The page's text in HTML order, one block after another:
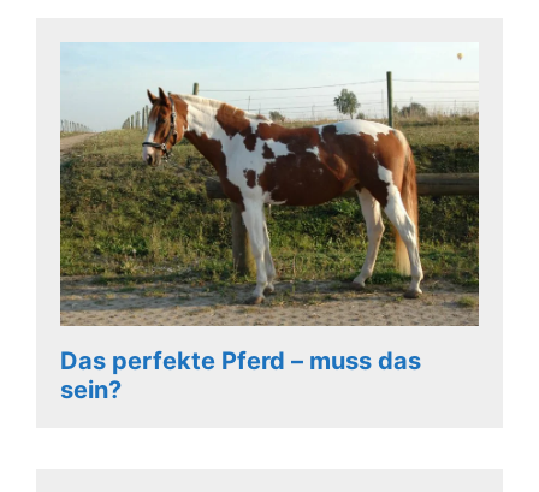
Das perfekte Pferd – muss das
sein?